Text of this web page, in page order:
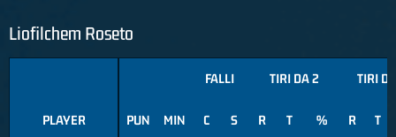
Liofilchem Roseto
PLAYER
FALLI TIRI DA 2 TIRI
PUN MIN C S R T % R T